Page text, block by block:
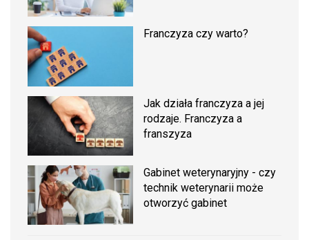
Franczyza czy warto?
Jak działa franczyza a jej
rodzaje. Franczyza a
franszyza
Gabinet weterynaryjny - czy
technik weterynarii może
otworzyć gabinet